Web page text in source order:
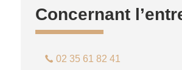
Concernant
02 35 61 82 41